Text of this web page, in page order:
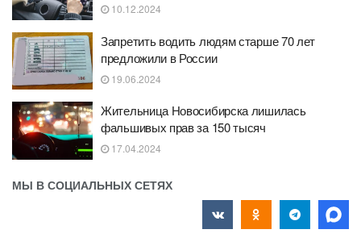
10.12.2024
Запретить водить людям старше 70 лет
предложили в России
19.06.2024
Жительница Новосибирска лишилась
фальшивых прав за 150 тысяч
17.04.2024
МЫ В СОЦИАЛЬНЫХ СЕТЯХ